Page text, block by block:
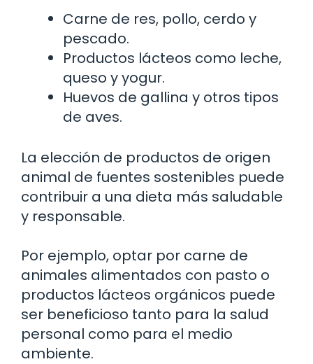
Carne de res, pollo, cerdo y
pescado.
Productos lácteos como leche,
queso y yogur.
Huevos de gallina y otros tipos
de aves.
La elección de productos de origen
animal de fuentes sostenibles puede
contribuir a una dieta más saludable
y responsable.
Por ejemplo, optar por carne de
animales alimentados con pasto o
productos lácteos orgánicos puede
ser beneficioso tanto para la salud
personal como para el medio
ambiente.